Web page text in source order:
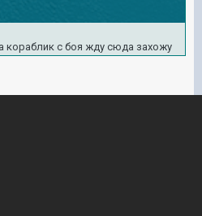
кораблик с боя жду сюда захожу